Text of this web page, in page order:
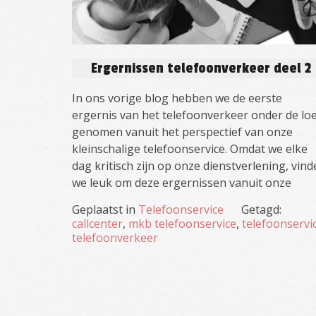
Ergernissen telefoonverkeer deel 2
In ons vorige blog hebben we de eerste
ergernis van het telefoonverkeer onder de
genomen vanuit het perspectief van onze
kleinschalige telefoonservice. Omdat we elke
dag kritisch zijn op onze dienstverlening,
we leuk om deze ergernissen vanuit onze
Geplaatst in Telefoonservice
Getagd:
callcenter, mkb telefoonservice,
telefoonverkeer